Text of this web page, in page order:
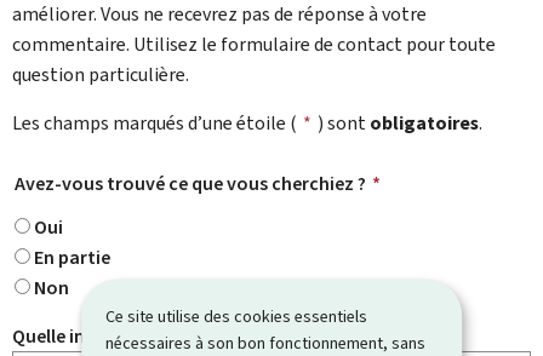
Ce site utilise des cookies essentiels
nécessaires à son bon fonctionnement, sans
améliorer. Vous ne recevrez pas de réponse à votre
commentaire. Utilisez le formulaire de contact pour toute
question particulière.
Les champs marqués d’une étoile ( * ) sontobligatoires.
Avez-vous trouvé ce que vous cherchiez ? *
Oui
En partie
Non
Quelle information cherchiez-vous ?